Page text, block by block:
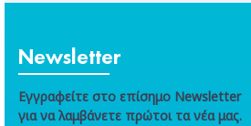
Newsletter
Εγγραφείτε στο επίσημο Newsletter
για να λαμβάνετε πρώτοι τα νέα μας.